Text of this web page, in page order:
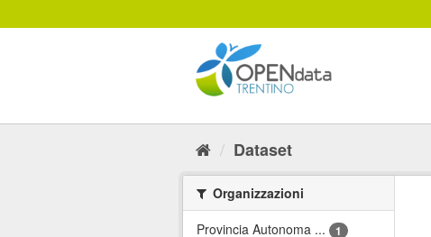
al
Dataset
Organizzazioni
Provincia Autonoma ...
1